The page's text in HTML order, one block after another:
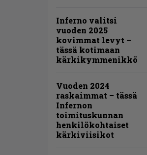
Inferno valitsi
vuoden 2025
kovimmat levyt –
tässä kotimaan
kärkikymmenikkö
Vuoden 2024
raskaimmat – tässä
Infernon
toimituskunnan
henkilökohtaiset
kärkiviisikot